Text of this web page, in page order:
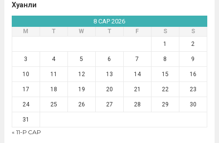
Хуанли
8 САР 2026
М Т W Т F S
S
1
2
3 4 5 6 7 8 9
10 11 12 13 14 15 16
17 18 19 20 21 22 23
24 25 26 27 28 29 30
31
« 11-Р САР